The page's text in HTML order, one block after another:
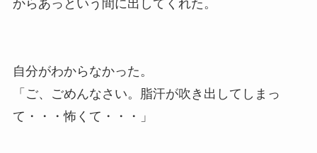
からあっという間に出してくれた。
自分がわからなかった。
「ご、ごめんなさい。脂汗が吹き出してしまっ
て・・・怖くて・・・」